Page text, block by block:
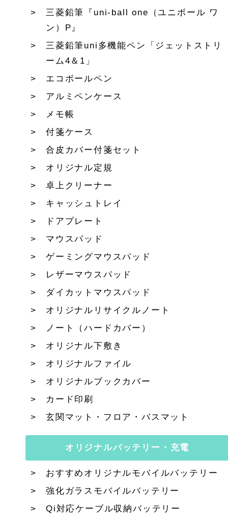
三菱鉛筆『uni-ball one（ユニボール ワ
ン）P』
三菱鉛筆uni多機能ペン「ジェットストリ
ーム4＆1」
エコボールペン
アルミペンケース
メモ帳
付箋ケース
合皮カバー付箋セット
オリジナル定規
卓上クリーナー
キャッシュトレイ
ドアプレート
マウスパッド
ゲーミングマウスパッド
レザーマウスパッド
ダイカットマウスパッド
オリジナルリサイクルノート
ノート（ハードカバー）
オリジナル下敷き
オリジナルファイル
オリジナルブックカバー
カード印刷
玄関マット・フロア・バスマット
オリジナルバッテリー・充電
おすすめオリジナルモバイルバッテリー
強化ガラスモバイルバッテリー
Qi対応ケーブル収納バッテリー